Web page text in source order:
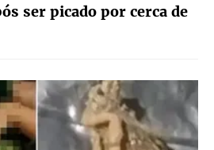
ser picado por cerca de